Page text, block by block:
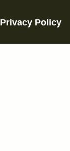
Privacy Policy